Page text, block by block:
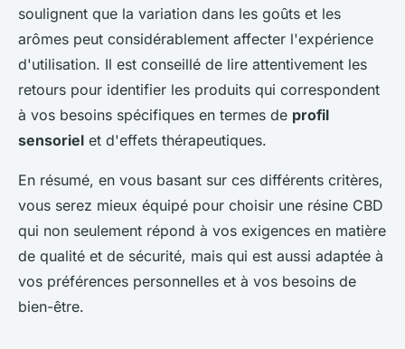
soulignent que la variation dans les goûts et les
arômes peut considérablement affecter l'expérience
d'utilisation. Il est conseillé de lire attentivement les
retours pour identifier les produits qui correspondent
à vos besoins spécifiques en termes de profil
sensoriel et d'effets thérapeutiques.
En résumé, en vous basant sur ces différents critères,
vous serez mieux équipé pour choisir une résine CBD
qui non seulement répond à vos exigences en matière
de qualité et de sécurité, mais qui est aussi adaptée à
vos préférences personnelles et à vos besoins de
bien-être.